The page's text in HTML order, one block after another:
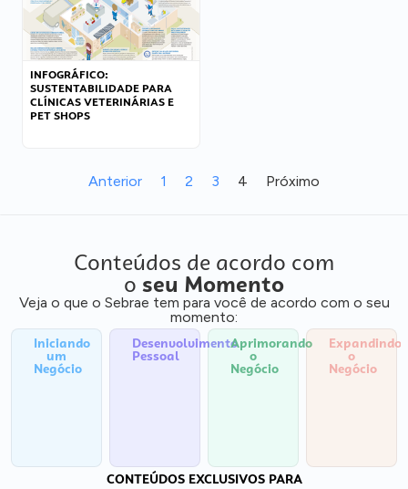
INFOGRÁFICO:
SUSTENTABILIDADE PARA
CLÍNICAS VETERINÁRIAS E
PET SHOPS
Anterior 1 2 3 4 Próximo
Conteúdos de acordo com
o seu Momento
Veja o que o Sebrae tem para você de acordo com o seu
momento:
Iniciando
um
Negócio
Desenvolvimento
Pessoal
Aprimorando
o
Negócio
Expandindo
o
Negócio
CONTEÚDOS EXCLUSIVOS PARA